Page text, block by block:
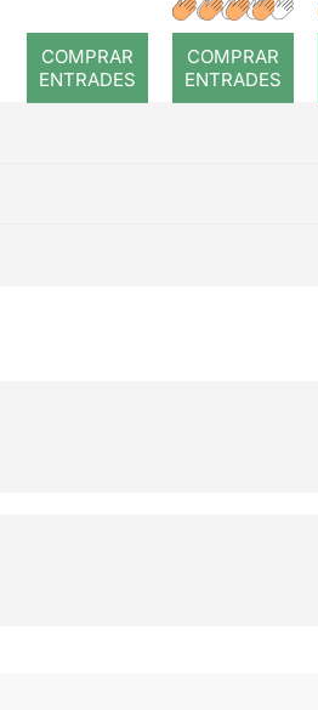
COMPRAR
ENTRADES
COMPRAR
ENTRADES